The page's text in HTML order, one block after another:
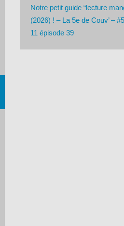
Notre petit guide “lecture
(2026) ! – La 5e de Couv’ –
11 épisode 39